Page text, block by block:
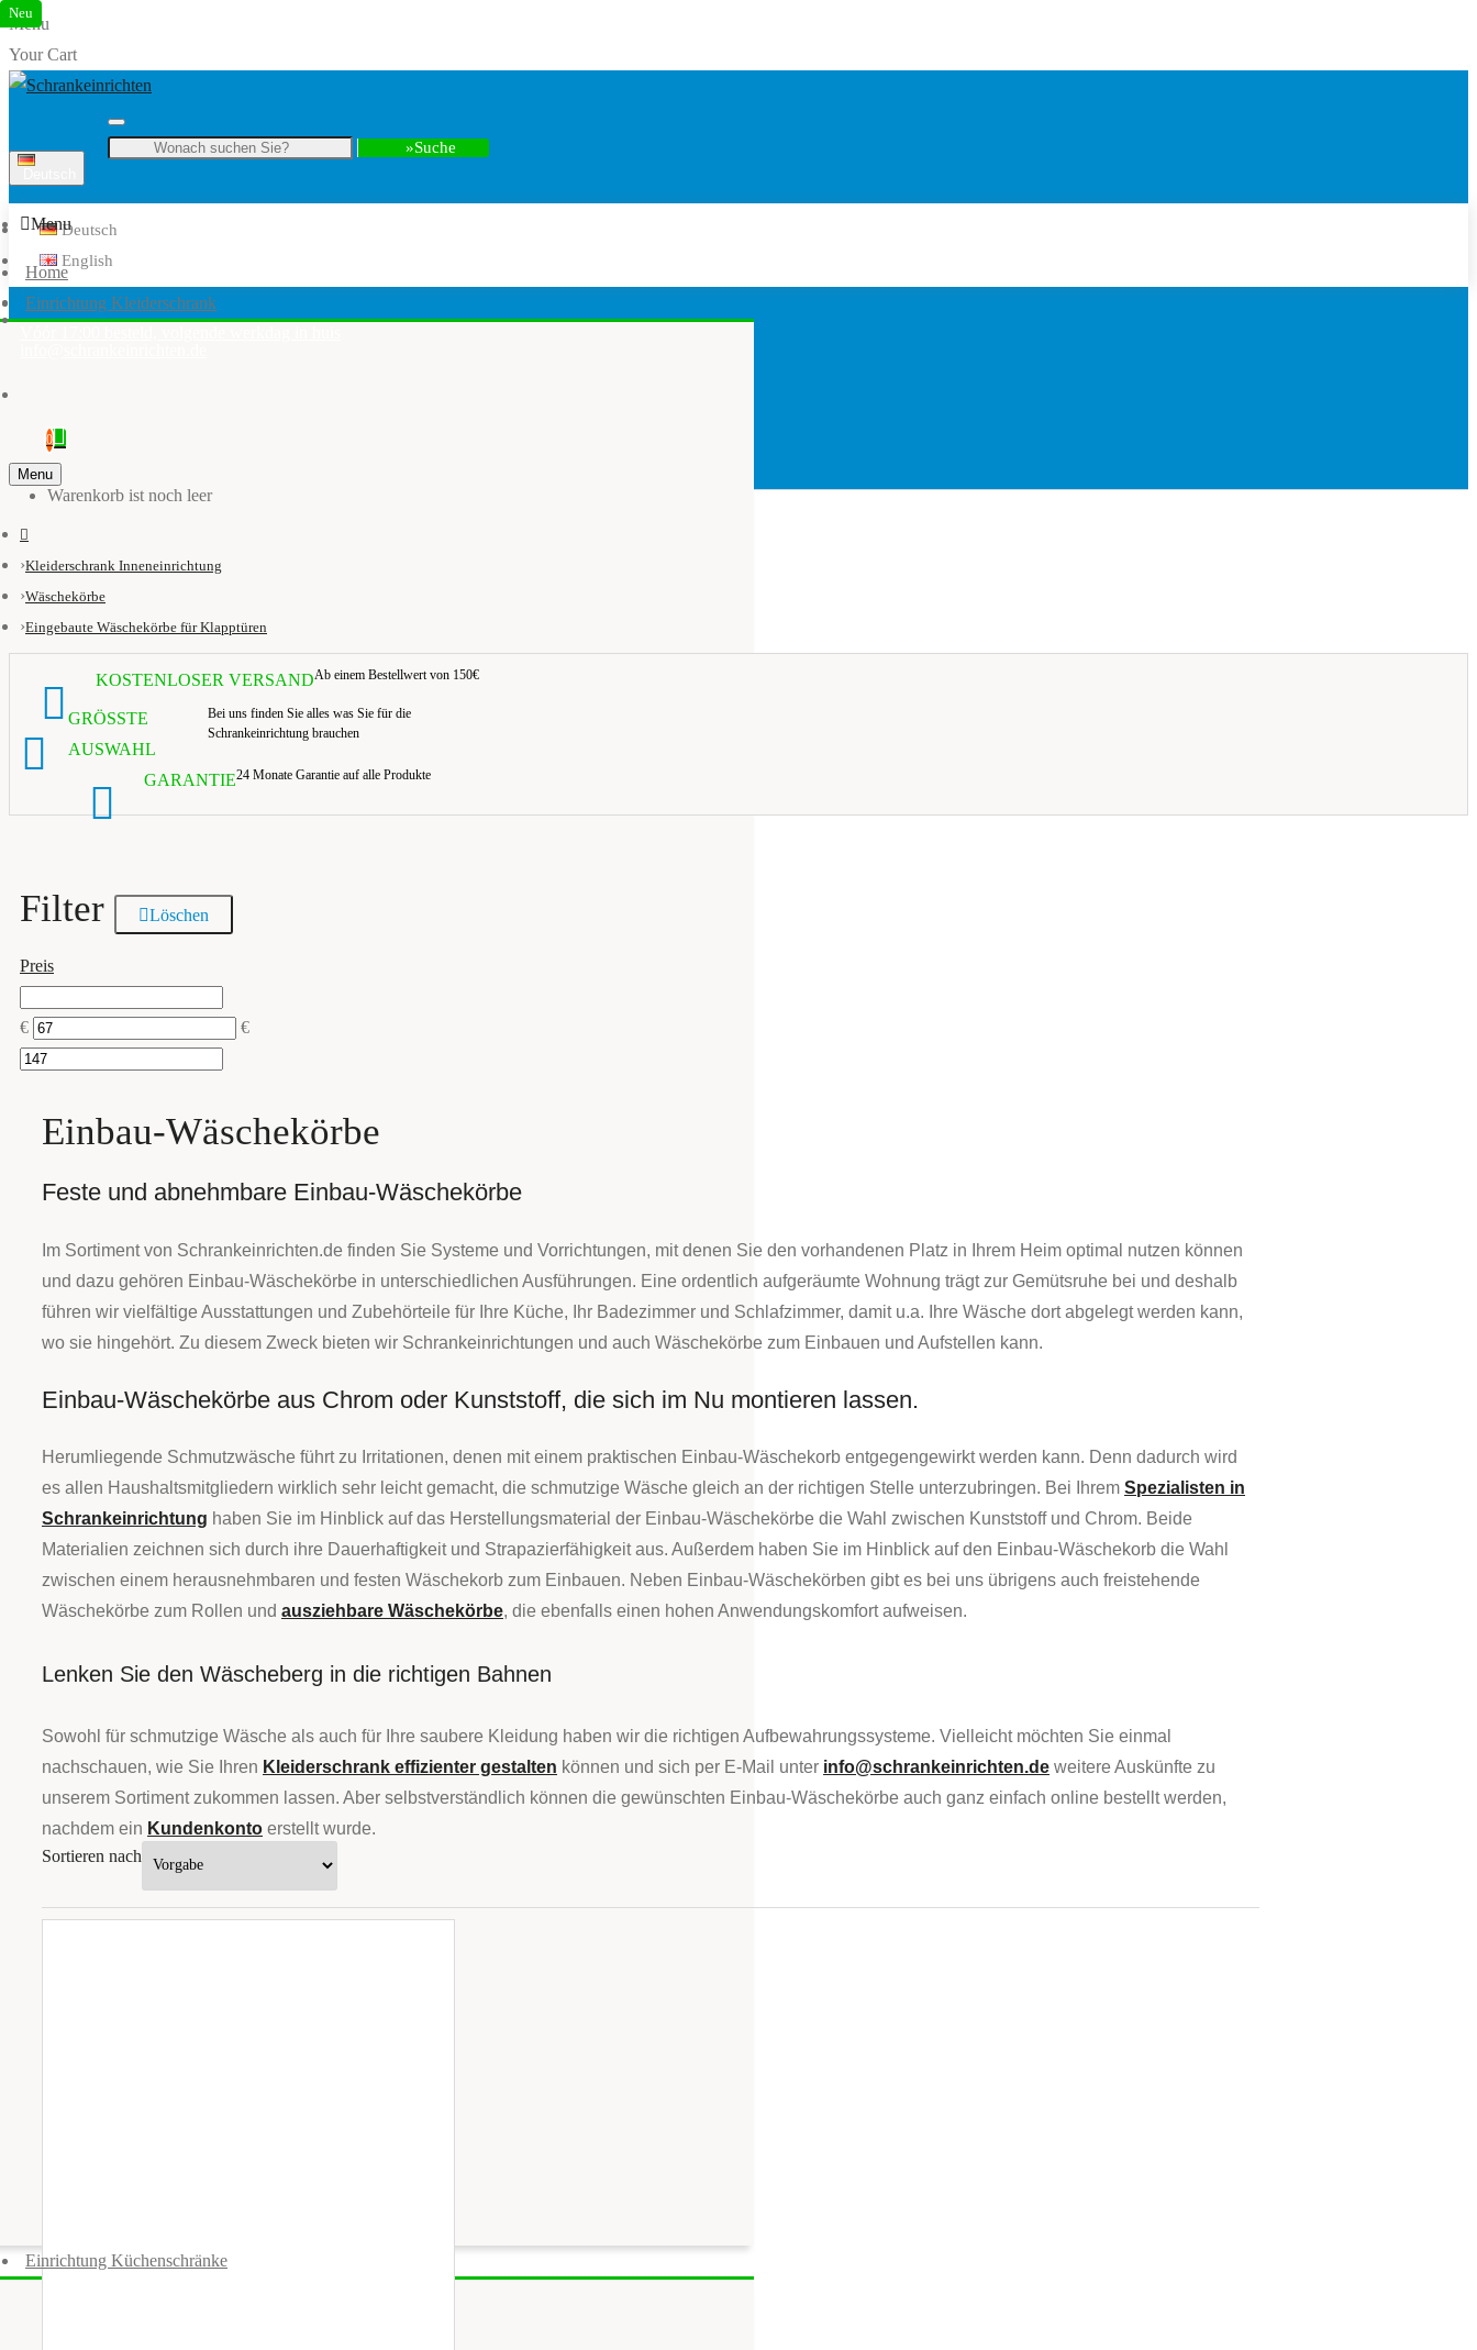
Menu
Your Cart
Suche
Deutsch
English
0
Warenkorb ist noch leer
Menu
Home
Einrichtung Kleiderschrank
Einrichtung Küchenschränke
Menu
Kleiderschrank Inneneinrichtung
Wäschekörbe
Eingebaute Wäschekörbe für Klapptüren
KOSTENLOSER VERSANDAb einem Bestellwert von 150€
GRÖSSTE A
USWAHL
Bei uns finden Sie alles was Sie für die
Schrankeinrichtung brauchen
GARANTIE24 Monate Garantie auf alle Produkte
Filter Löschen
Preis
€ €
Einbau-Wäschekörbe
Feste und abnehmbare Einbau-Wäschekörbe
Im Sortiment von Schrankeinrichten.de finden Sie Systeme und Vorrichtungen, mit denen Sie den vorhandenen Platz in Ihrem Heim optimal nutzen können
und dazu gehören Einbau-Wäschekörbe in unterschiedlichen Ausführungen. Eine ordentlich aufgeräumte Wohnung trägt zur Gemütsruhe bei und deshalb
führen wir vielfältige Ausstattungen und Zubehörteile für Ihre Küche, Ihr Badezimmer und Schlafzimmer, damit u.a. Ihre Wäsche dort abgelegt werden kann,
wo sie hingehört. Zu diesem Zweck bieten wir Schrankeinrichtungen und auch Wäschekörbe zum Einbauen und Aufstellen kann.
Einbau-Wäschekörbe aus Chrom oder Kunststoff, die sich im Nu montieren lassen.
Herumliegende Schmutzwäsche führt zu Irritationen, denen mit einem praktischen Einbau-Wäschekorb entgegengewirkt werden kann. Denn dadurch wird
es allen Haushaltsmitgliedern wirklich sehr leicht gemacht, die schmutzige Wäsche gleich an der richtigen Stelle unterzubringen. Bei Ihrem Spezialisten in
Schrankeinrichtung haben Sie im Hinblick auf das Herstellungsmaterial der Einbau-Wäschekörbe die Wahl zwischen Kunststoff und Chrom. Beide
Materialien zeichnen sich durch ihre Dauerhaftigkeit und Strapazierfähigkeit aus. Außerdem haben Sie im Hinblick auf den Einbau-Wäschekorb die Wahl
zwischen einem herausnehmbaren und festen Wäschekorb zum Einbauen. Neben Einbau-Wäschekörben gibt es bei uns übrigens auch freistehende
Wäschekörbe zum Rollen und ausziehbare Wäschekörbe, die ebenfalls einen hohen Anwendungskomfort aufweisen.
Lenken Sie den Wäscheberg in die richtigen Bahnen
Sowohl für schmutzige Wäsche als auch für Ihre saubere Kleidung haben wir die richtigen Aufbewahrungssysteme. Vielleicht möchten Sie einmal
nachschauen, wie Sie Ihren Kleiderschrank effizienter gestalten können und sich per E-Mail unter info@schrankeinrichten.de weitere Auskünfte zu
unserem Sortiment zukommen lassen. Aber selbstverständlich können die gewünschten Einbau-Wäschekörbe auch ganz einfach online bestellt werden,
nachdem ein Kundenkonto erstellt wurde.
Sortieren nach
Neu